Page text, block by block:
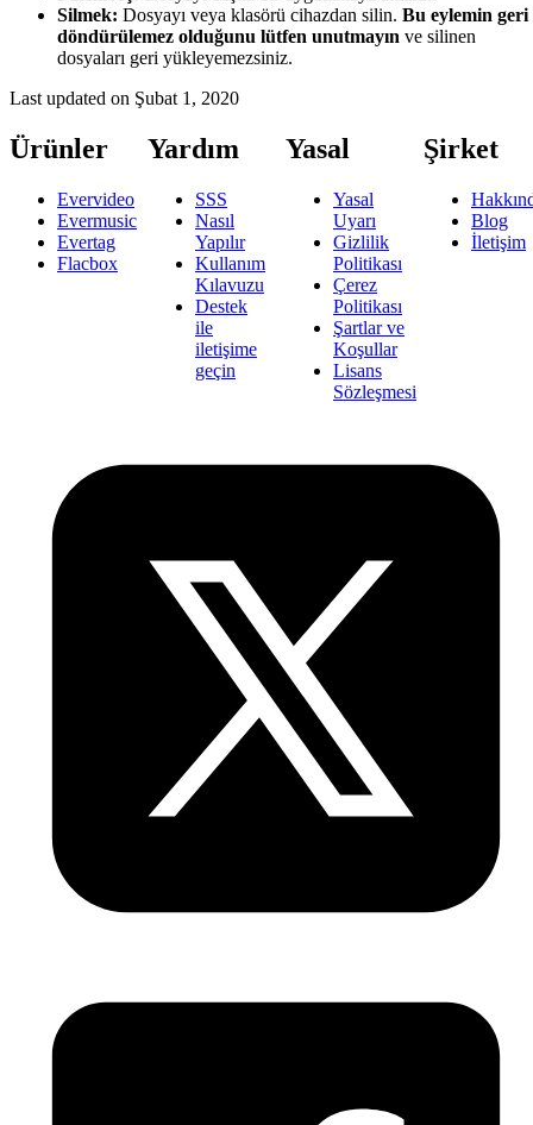
Silmek: Dosyayı veya klasörü cihazdan silin. Bu eylemin geri
döndürülemez olduğunu lütfen unutmayın ve silinen
dosyaları geri yükleyemezsiniz.
Last updated on Şubat 1, 2020
Ürünler
Evervideo
Evermusic
Evertag
Flacbox
Yardım
SSS
Nasıl
Yapılır
Kullanım
Kılavuzu
Destek
ile
iletişime
geçin
Yasal
Yasal
Uyarı
Gizlilik
Politikası
Çerez
Politikası
Şartlar ve
Koşullar
Lisans
Sözleşmesi
Şirket
Blog
İletişim